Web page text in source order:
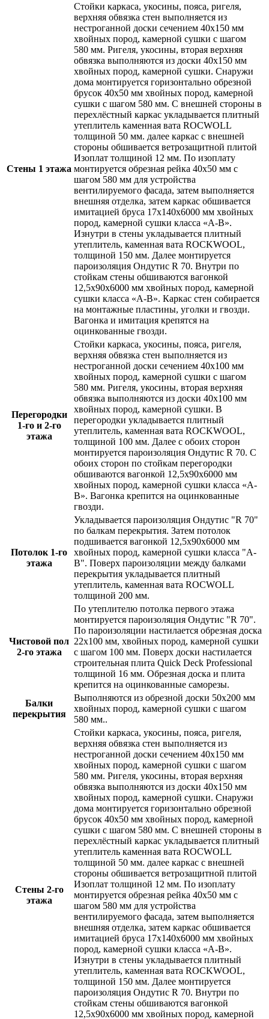
Стены 1 этажа
Стойки каркаса, укосины, пояса, ригеля,
верхняя обвязка стен выполняется из
нестроганной доски сечением 40х150 мм
хвойных пород, камерной сушки с шагом
580 мм. Ригеля, укосины, вторая верхняя
обвязка выполняются из доски 40х150 мм
хвойных пород, камерной сушки. Снаружи
дома монтируется горизонтально обрезной
брусок 40х50 мм хвойных пород, камерной
сушки с шагом 580 мм. С внешней стороны в
перехлёстный каркас укладывается плитный
утеплитель каменная вата ROCWOLL
толщиной 50 мм. далее каркас с внешней
стороны обшивается ветрозащитной плитой
Изоплат толщиной 12 мм. По изоплату
монтируется обрезная рейка 40х50 мм с
шагом 580 мм для устройства
вентилируемого фасада, затем выполняется
внешняя отделка, затем каркас обшивается
имитацией бруса 17х140х6000 мм хвойных
пород, камерной сушки класса «А-В».
Изнутри в стены укладывается плитный
утеплитель, каменная вата ROCKWOOL,
толщиной 150 мм. Далее монтируется
пароизоляция Ондутис R 70. Внутри по
стойкам стены обшиваются вагонкой
12,5х90х6000 мм хвойных пород, камерной
сушки класса «А-В». Каркас стен собирается
на монтажные пластины, уголки и гвозди.
Вагонка и имитация крепятся на
оцинкованные гвозди.
Перегородки
1-го и 2-го
этажа
Стойки каркаса, укосины, пояса, ригеля,
верхняя обвязка стен выполняется из
нестроганной доски сечением 40х100 мм
хвойных пород, камерной сушки с шагом
580 мм. Ригеля, укосины, вторая верхняя
обвязка выполняются из доски 40х100 мм
хвойных пород, камерной сушки. В
перегородки укладывается плитный
утеплитель, каменная вата ROCKWOOL,
толщиной 100 мм. Далее с обоих сторон
монтируется пароизоляция Ондутис R 70. С
обоих сторон по стойкам перегородки
обшиваются вагонкой 12,5х90х6000 мм
хвойных пород, камерной сушки класса «А-
В». Вагонка крепится на оцинкованные
гвозди.
Потолок 1-го
этажа
Укладывается пароизоляция Ондутис "R 70"
по балкам перекрытия. Затем потолок
подшивается вагонкой 12,5х90х6000 мм
хвойных пород, камерной сушки класса "А-
В". Поверх пароизоляции между балками
перекрытия укладывается плитный
утеплитель, каменная вата ROCWOLL
толщиной 200 мм.
Чистовой пол
2-го этажа
По утеплителю потолка первого этажа
монтируется пароизоляция Ондутис "R 70".
По пароизоляции настилается обрезная доска
22х100 мм, хвойных пород, камерной сушки
с шагом 100 мм. Поверх доски настилается
строительная плита Quick Deck Professional
толщиной 16 мм. Обрезная доска и плита
крепится на оцинкованные саморезы.
Балки
перекрытия
Выполняются из обрезной доски 50х200 мм
хвойных пород, камерной сушки с шагом
580 мм..
Стены 2-го
этажа
Стойки каркаса, укосины, пояса, ригеля,
верхняя обвязка стен выполняется из
нестроганной доски сечением 40х150 мм
хвойных пород, камерной сушки с шагом
580 мм. Ригеля, укосины, вторая верхняя
обвязка выполняются из доски 40х150 мм
хвойных пород, камерной сушки. Снаружи
дома монтируется горизонтально обрезной
брусок 40х50 мм хвойных пород, камерной
сушки с шагом 580 мм. С внешней стороны в
перехлёстный каркас укладывается плитный
утеплитель каменная вата ROCWOLL
толщиной 50 мм. далее каркас с внешней
стороны обшивается ветрозащитной плитой
Изоплат толщиной 12 мм. По изоплату
монтируется обрезная рейка 40х50 мм с
шагом 580 мм для устройства
вентилируемого фасада, затем выполняется
внешняя отделка, затем каркас обшивается
имитацией бруса 17х140х6000 мм хвойных
пород, камерной сушки класса «А-В».
Изнутри в стены укладывается плитный
утеплитель, каменная вата ROCKWOOL,
толщиной 150 мм. Далее монтируется
пароизоляция Ондутис R 70. Внутри по
стойкам стены обшиваются вагонкой
12,5х90х6000 мм хвойных пород, камерной